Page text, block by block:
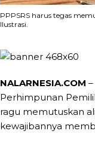
PPPSRS harus tegas
Ilustrasi.
NALARNESIA.COM
Perhimpunan
ragu memutuskan
kewajibannya